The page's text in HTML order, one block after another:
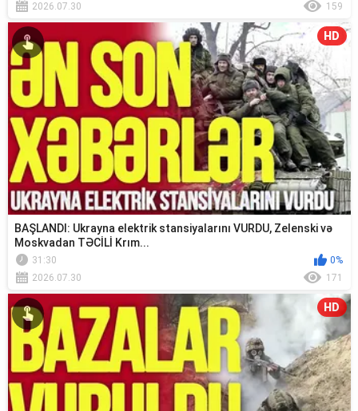
2026.07.30
159
HD
BAŞLANDI: Ukrayna elektrik stansiyalarını VURDU, Zelenski və
Moskvadan TƏCİLİ Krım...
31:30
0%
2026.07.30
171
HD